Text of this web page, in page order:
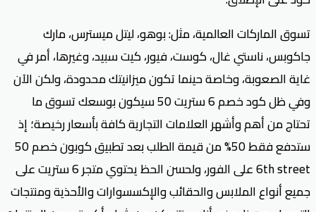
تسوق الماركات العالمية، مثل: بوهو، ليتل ميسترس، مارك
جاكوبس، ناستي غال، كوست، فيور، كيت سبيد، وغيرها، أمر في
غاية الصعوبة، وخاصة حينما تكون ميزانيتك محدودة، ولكن الآن
وفي ظل كود خصم 6 ستريت 50 سيكون بوسعك تسوق ما
تحتاج من أهم وأشهر العلامات التجارية كافة بأسعار رخيصة؛ إذ
ستدفع فقط 50% من قيمة الطلب بعد تطبيق كوبون خصم 50
6th street على الفور، ولحسن الحظ يحتوي متجر 6 ستريت على
جميع أنواع الملابس والحقائب والإكسسوارات والأحذية ومنتجات